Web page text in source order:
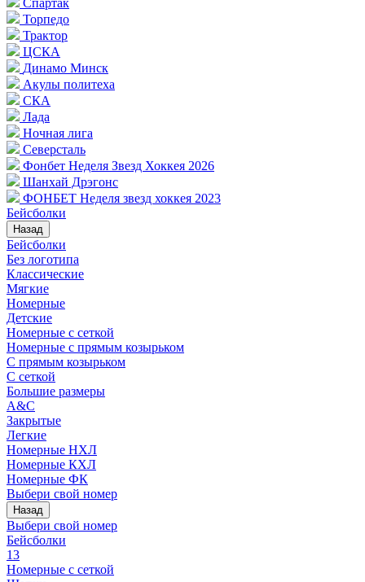
Спартак
Торпедо
Трактор
ЦСКА
Динамо Минск
Акулы политеха
СКА
Лада
Ночная лига
Северсталь
Фонбет Неделя Звезд Хоккея 2026
Шанхай Дрэгонс
ФОНБЕТ Неделя звезд хоккея 2023
Бейсболки
Назад
Бейсболки
Без логотипа
Классические
Мягкие
Номерные
Детские
Номерные с сеткой
Номерные с прямым козырьком
С прямым козырьком
С сеткой
Большие размеры
A&C
Закрытые
Легкие
Номерные НХЛ
Номерные КХЛ
Номерные ФК
Выбери свой номер
Назад
Выбери свой номер
Бейсболки
13
Номерные с сеткой